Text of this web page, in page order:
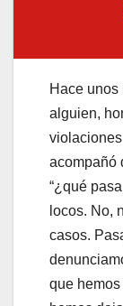
Hace
alguien,
acompañó
“¿qué
locos. No,
casos.
que